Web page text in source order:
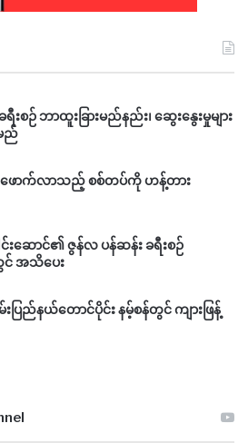
စဉ် ဘာထူးခြားမည်နည်း၊ ဆွေးနွေးမှုများ
ည်
ောက်လာသည့် စစ်တပ်ကို ဟန့်တား
းဆောင်၏ ဇွန်လ ပန်ဆန်း ခရီးစဉ်
င် အသိပေး
ြည်နယ်တောင်ပိုင်း နမ့်စန်တွင် ကျားဖြန့်